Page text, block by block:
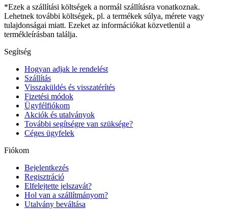
*Ezek a szállítási költségek a normál szállításra vonatkoznak.
Lehetnek további költségek, pl. a termékek súlya, mérete vagy
tulajdonságai miatt. Ezeket az információkat közvetlenül a
termékleírásban találja.
Segítség
Hogyan adjak le rendelést
Szállítás
Visszaküldés és visszatérítés
Fizetési módok
Ügyfélfiókom
Akciók és utalványok
További segítségre van szüksége?
Céges ügyfelek
Fiókom
Bejelentkezés
Regisztráció
Elfelejtette jelszavát?
Hol van a szállítmányom?
Utalvány beváltása